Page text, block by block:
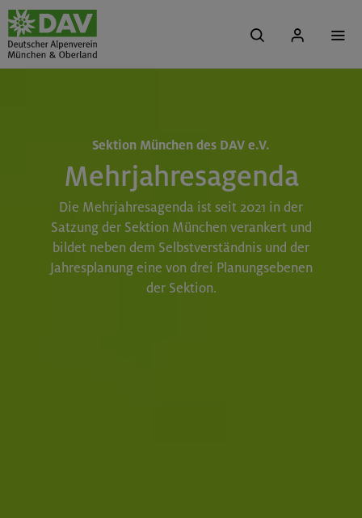
Sektion München des DAV e.V.
Mehrjahresagenda
Die Mehrjahresagenda ist seit 2021 in der
Satzung der Sektion München verankert und
bildet neben dem Selbstverständnis und der
Jahresplanung eine von drei Planungsebenen
der Sektion.